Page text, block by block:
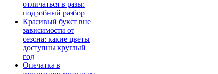
отличаться в разы:
подробный разбор
Красивый букет вне
зависимости от
сезона: какие цветы
доступны круглый
год
Опечатка в